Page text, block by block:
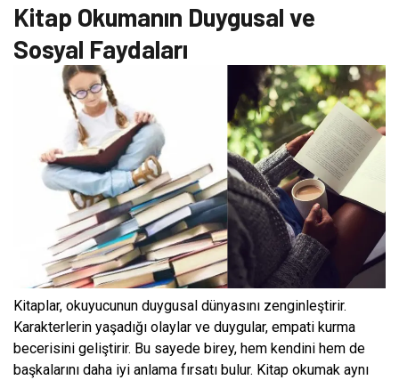
Kitap Okumanın Duygusal ve
Sosyal Faydaları
Kitaplar, okuyucunun duygusal dünyasını zenginleştirir.
Karakterlerin yaşadığı olaylar ve duygular, empati kurma
becerisini geliştirir. Bu sayede birey, hem kendini hem de
başkalarını daha iyi anlama fırsatı bulur. Kitap okumak aynı